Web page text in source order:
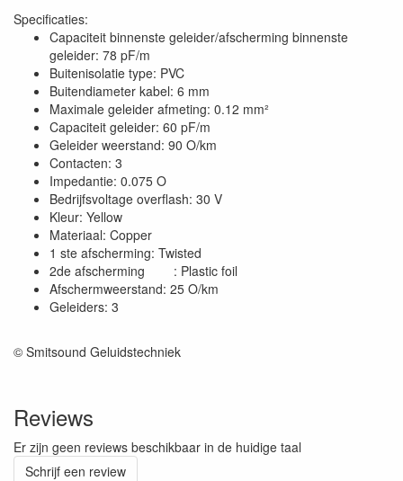
Specificaties:
Capaciteit binnenste geleider/afscherming binnenste
geleider: 78 pF/m
Buitenisolatie type: PVC
Buitendiameter kabel: 6 mm
Maximale geleider afmeting: 0.12 mm²
Capaciteit geleider: 60 pF/m
Geleider weerstand: 90 O/km
Contacten: 3
Impedantie: 0.075 O
Bedrijfsvoltage overflash: 30 V
Kleur: Yellow
Materiaal: Copper
1 ste afscherming: Twisted
2de afscherming : Plastic foil
Afschermweerstand: 25 O/km
Geleiders: 3
© Smitsound Geluidstechniek
Reviews
Er zijn geen reviews beschikbaar in de huidige taal
Schrijf een review